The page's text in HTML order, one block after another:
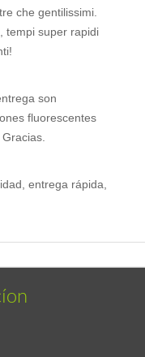
che gentilissimi.
tempi super rapidi
son
fluorescentes
entrega rápida,